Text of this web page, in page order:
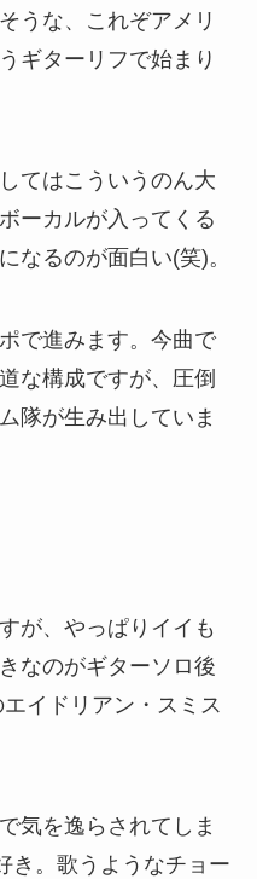
うな、これぞアメリ
ギターリフで始まり
てはこういうのん大
ーカルが入ってくる
なるのが面白い(笑)。
で進みます。今曲で
な構成ですが、圧倒
隊が生み出していま
が、やっぱりイイも
なのがギターソロ後
イドリアン・スミス
気を逸らされてしま
き。歌うようなチョー